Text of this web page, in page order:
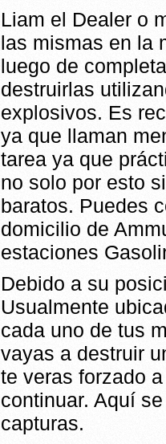
Liam el Dealer o
las mismas en la
luego de
destruirlas
explosivos. Es
ya que llaman
tarea ya que
no solo por esto
baratos. Puedes
domicilio de
estaciones
Debido a su
Usualmente
cada uno de tus
vayas a destruir
te veras forzado
continuar. Aquí
capturas.